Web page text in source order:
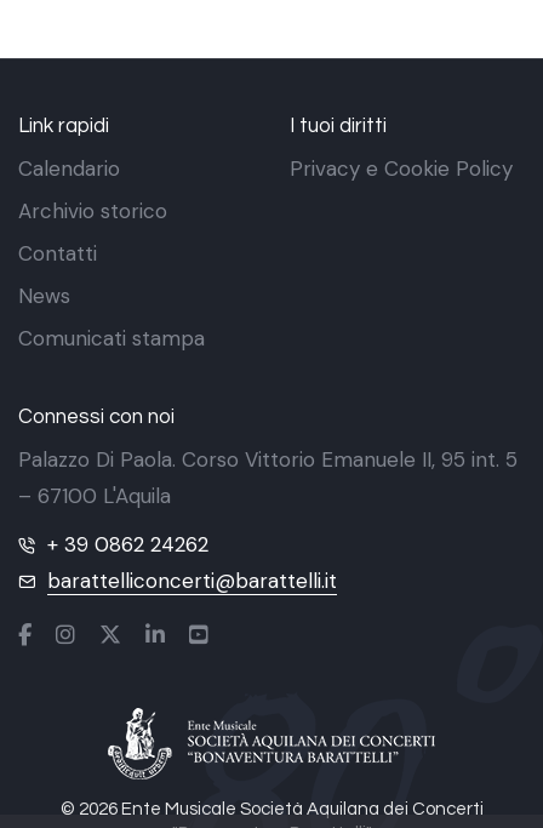
© 2026 Ente Musicale Società Aquilana dei Concerti
Link rapidi
Calendario
Archivio storico
Contatti
News
Comunicati stampa
I tuoi diritti
Privacy e Cookie Policy
Connessi con noi
Palazzo Di Paola. Corso Vittorio Emanuele II, 95 int. 5
– 67100 L'Aquila
+ 39 0862 24262
barattelliconcerti@barattelli.it